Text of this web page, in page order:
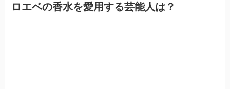
ロエベの香水を愛用する芸能人は？